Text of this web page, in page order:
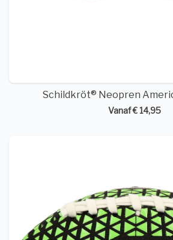
Schildkröt® Neopren
Vanaf € 14,95